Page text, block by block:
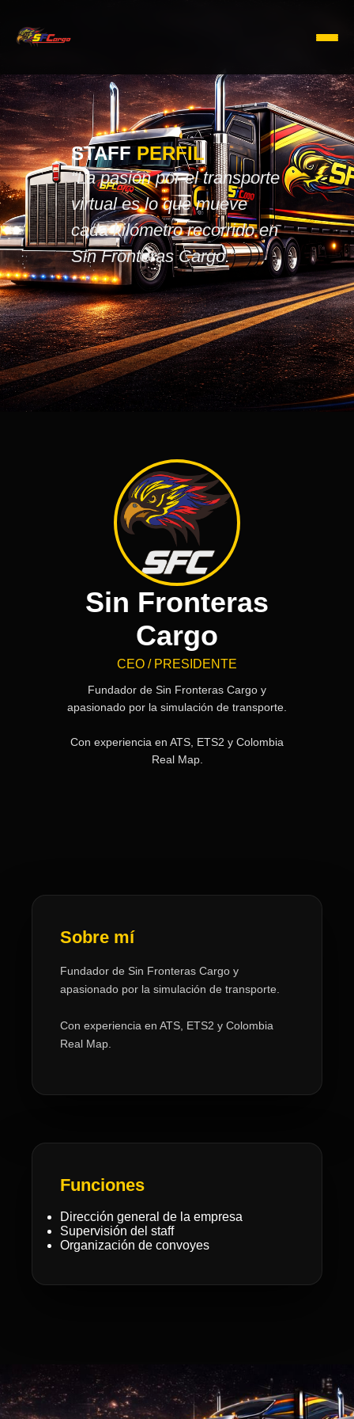
STAFF PERFIL
“La pasión por el transporte
virtual es lo que mueve
cada kilómetro recorrido en
Sin Fronteras Cargo.”
Sin Fronteras
Cargo
CEO / PRESIDENTE
Fundador de Sin Fronteras Cargo y
apasionado por la simulación de transporte.
Con experiencia en ATS, ETS2 y Colombia
Real Map.
Sobre mí
Fundador de Sin Fronteras Cargo y
apasionado por la simulación de transporte.
Con experiencia en ATS, ETS2 y Colombia
Real Map.
Funciones
Dirección general de la empresa
Supervisión del staff
Organización de convoyes